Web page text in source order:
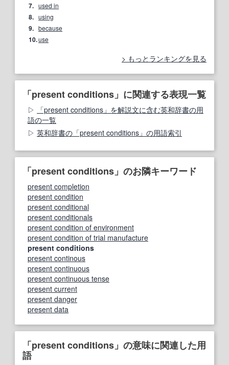
7. used in
8. using
9. because
10.use
もっとランキングを見る
「present conditions」に関連する表現一覧
「present conditions」を解説文に含む英和辞書の用
語の一覧
英和辞書の「present conditions」の用語索引
「present conditions」のお隣キーワード
present completion
present condition
present conditional
present conditionals
present condition of environment
present condition of trial manufacture
present conditions
present continous
present continuous
present continuous tense
present current
present danger
present data
「present conditions」の意味に関連した用
語